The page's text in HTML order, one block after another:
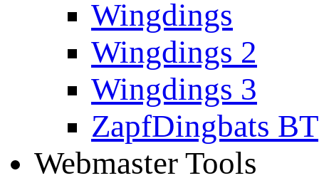
Wingdings
Wingdings 2
Wingdings 3
ZapfDingbats BT
Webmaster Tools